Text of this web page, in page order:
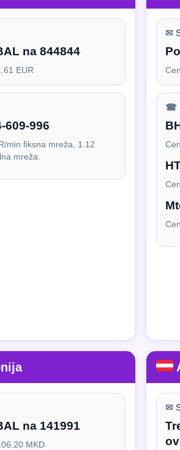
na 844844
EUR
609-996
min fiksna mreža, 1.12
mreža.
✉
☎
na 141991
MKD
✉